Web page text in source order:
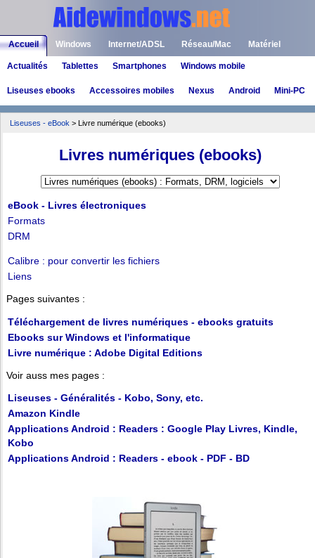
Accueil Windows Internet/ADSL Réseau/Mac Matériel
Logiciels Liens Jeux
Actualités Tablettes Smartphones Windows mobile
Liseuses ebooks Accessoires mobiles Nexus Android Mini-PC
Liseuses - eBook > Livre numérique (ebooks)
Livres numériques (ebooks)
eBook - Livres électroniques
Formats
DRM
Calibre : pour convertir les fichiers
Liens
Pages suivantes :
Téléchargement de livres numériques - ebooks gratuits
Ebooks sur Windows et l'informatique
Livre numérique : Adobe Digital Editions
Voir auss mes pages :
Liseuses - Généralités - Kobo, Sony, etc.
Amazon Kindle
Applications Android : Readers : Google Play Livres, Kindle,
Kobo
Applications Android : Readers - ebook - PDF - BD